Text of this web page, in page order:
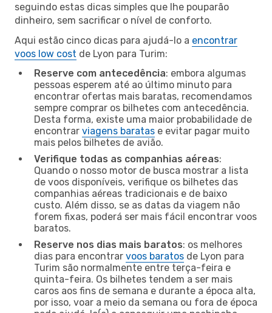
seguindo estas dicas simples que lhe pouparão
dinheiro, sem sacrificar o nível de conforto.
Aqui estão cinco dicas para ajudá-lo a encontrar
voos low cost de Lyon para Turim:
Reserve com antecedência: embora algumas
pessoas esperem até ao último minuto para
encontrar ofertas mais baratas, recomendamos
sempre comprar os bilhetes com antecedência.
Desta forma, existe uma maior probabilidade de
encontrar viagens baratas e evitar pagar muito
mais pelos bilhetes de avião.
Verifique todas as companhias aéreas:
Quando o nosso motor de busca mostrar a lista
de voos disponíveis, verifique os bilhetes das
companhias aéreas tradicionais e de baixo
custo. Além disso, se as datas da viagem não
forem fixas, poderá ser mais fácil encontrar voos
baratos.
Reserve nos dias mais baratos: os melhores
dias para encontrar voos baratos de Lyon para
Turim são normalmente entre terça-feira e
quinta-feira. Os bilhetes tendem a ser mais
caros aos fins de semana e durante a época alta,
por isso, voar a meio da semana ou fora de época